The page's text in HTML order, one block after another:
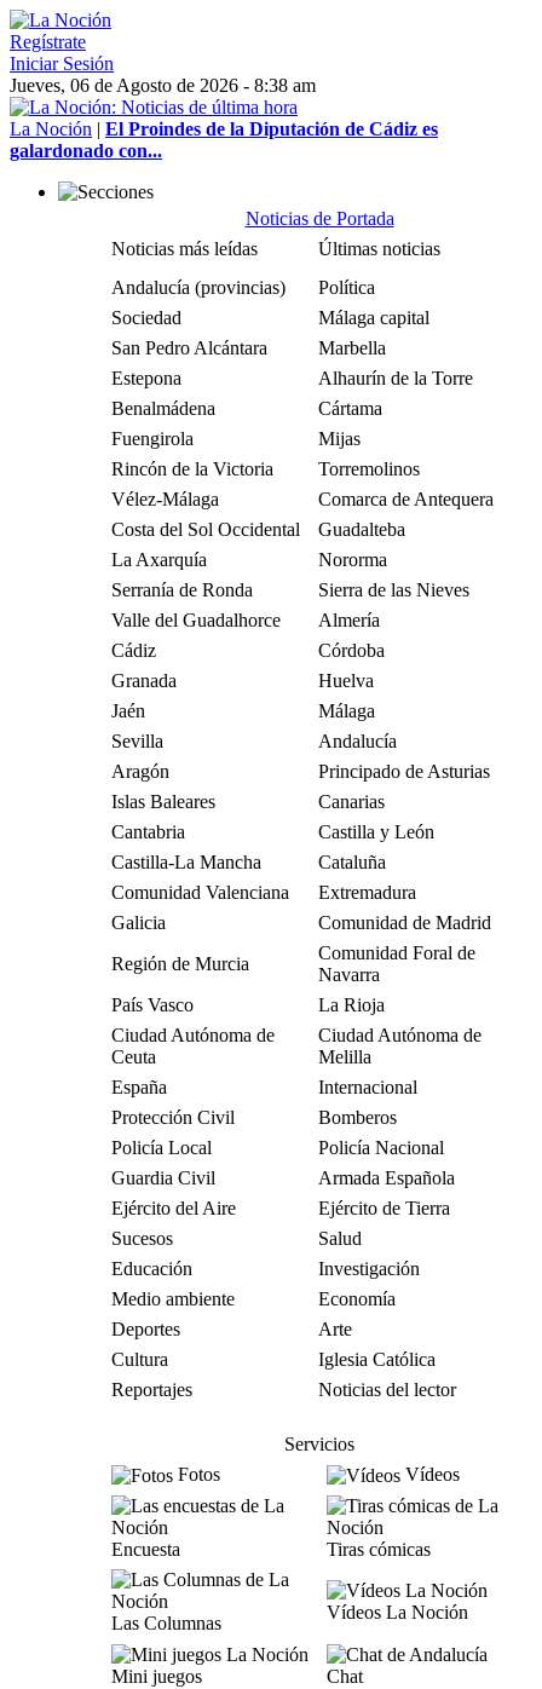
Regístrate
Iniciar Sesión
Jueves, 06 de Agosto de 2026 - 8:38 am
La Noción | El Proindes de la Diputación de Cádiz es
galardonado con...
Noticias de Portada
Noticias más leídas
Últimas noticias
Andalucía (provincias)
Política
Sociedad
Málaga capital
San Pedro Alcántara
Marbella
Estepona
Alhaurín de la Torre
Benalmádena
Cártama
Fuengirola
Mijas
Rincón de la Victoria
Torremolinos
Vélez-Málaga
Comarca de Antequera
Costa del Sol Occidental
Guadalteba
La Axarquía
Nororma
Serranía de Ronda
Sierra de las Nieves
Valle del Guadalhorce
Almería
Cádiz
Córdoba
Granada
Huelva
Jaén
Málaga
Sevilla
Andalucía
Aragón
Principado de Asturias
Islas Baleares
Canarias
Cantabria
Castilla y León
Castilla-La Mancha
Cataluña
Comunidad Valenciana
Extremadura
Galicia
Comunidad de Madrid
Región de Murcia
Comunidad Foral de
Navarra
País Vasco
La Rioja
Ciudad Autónoma de
Ceuta
Ciudad Autónoma de
Melilla
España
Internacional
Protección Civil
Bomberos
Policía Local
Policía Nacional
Guardia Civil
Armada Española
Ejército del Aire
Ejército de Tierra
Sucesos
Salud
Educación
Investigación
Medio ambiente
Economía
Deportes
Arte
Cultura
Iglesia Católica
Reportajes
Noticias del lector
Servicios
Fotos
Vídeos
Encuesta Tiras cómicas
Las Columnas
Vídeos La Noción
Mini juegos
Chat